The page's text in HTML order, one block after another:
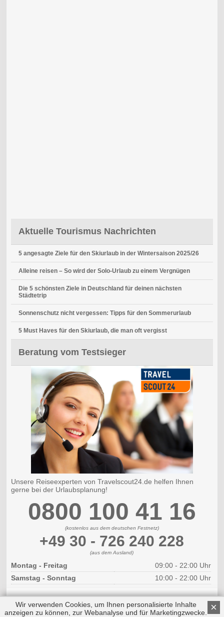
Aktuelle Tourismus Nachrichten
5 angesagte Ziele für den Skiurlaub in der Wintersaison 2025/26
Alleine reisen – So wird der Solo-Urlaub zu einem Vergnügen
Die 5 schönsten Ziele in Deutschland für deinen nächsten
Städtetrip
Sonnenschutz nicht vergessen: Tipps für den Sommerurlaub
5 Must Haves für den Skiurlaub, die man oft vergisst
Beratung vom Testsieger
Unsere Reiseexperten von Travelscout24.de helfen Ihnen
gerne bei der Urlaubsplanung!
0800 100 41 16
(kostenlos aus dem deutschen Festnetz)
+49 30 - 726 240 228
(aus dem Ausland)
Montag - Freitag
09:00 - 22:00 Uhr
Samstag - Sonntag
10:00 - 22:00 Uhr
×
Wir verwenden Cookies, um Ihnen personalisierte Inhalte
anzeigen zu können, zur Webanalyse und für Marketingzwecke.